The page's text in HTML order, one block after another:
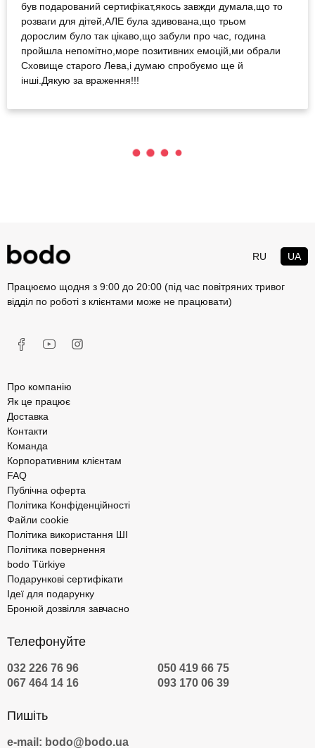
був подарований сертифікат,якось завжди думала,що то
розваги для дітей,АЛЕ була здивована,що трьом
дорослим було так цікаво,що забули про час, година
пройшла непомітно,море позитивних емоцій,ми обрали
Сховище старого Лева,і думаю спробуємо ще й
інші.Дякую за враження!!!
RU UA
Працюємо щодня з 9:00 до 20:00 (під час повітряних тривог
відділ по роботі з клієнтами може не працювати)
Про компанію
Як це працює
Доставка
Контакти
Команда
Корпоративним клієнтам
FAQ
Публічна оферта
Політика Конфіденційності
Файли cookie
Політика використання ШІ
Політика повернення
bodo Türkiye
Подарункові сертифікати
Ідеї для подарунку
Бронюй дозвілля завчасно
Телефонуйте
032 226 76 96
050 419 66 75
067 464 14 16
093 170 06 39
Пишіть
e-mail: bodo@bodo.ua